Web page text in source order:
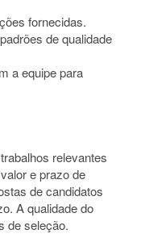
fornecidas.
de qualidade
a equipe para
relevantes
e prazo de
de candidatos
A qualidade do
de seleção.